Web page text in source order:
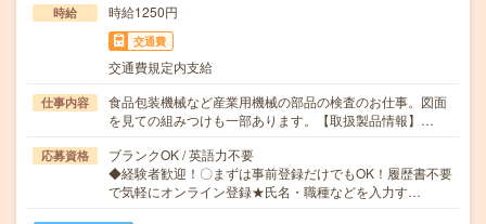
時給 時給1250円
交通費
交通費規定内支給
仕事内容
食品包装機械など産業用機械の部品の検査のお仕事。図面
を見ての組みつけも一部あります。【取扱製品情報】…
応募資格
ブランクOK / 英語力不要
◆経験者歓迎！〇まずは事前登録だけでもOK！履歴書不要
で気軽にオンライン登録★氏名・職種などを入力す…